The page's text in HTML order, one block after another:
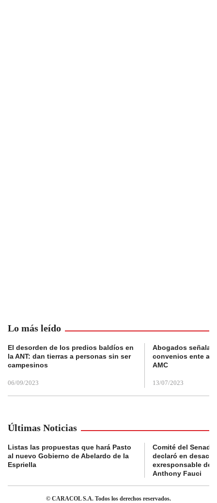
Lo más leído
El desorden de los predios baldíos en
la ANT: dan tierras a personas sin ser
campesinos
06/09/2023
Abogados
convenios ente
AMC
13/07/2023
Últimas Noticias
Listas las propuestas que hará Pasto
al nuevo Gobierno de Abelardo de la
Espriella
Comité del Senado
declaró en
exresponsable de
Anthony Fauci
© CARACOL S.A. Todos los derechos reservados.